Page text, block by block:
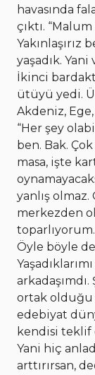
havasında
çıktı.
Yakınlaşırız
yaşadık.
İkinci
ütüyü yedi.
Akdeniz,
“Her şey
ben. Bak.
masa, işte
yanlış olmaz.
merkezden
Öyle böyle
ortak olduğu
edebiyat
kendisi teklif
Yani hiç
arttırırsan,